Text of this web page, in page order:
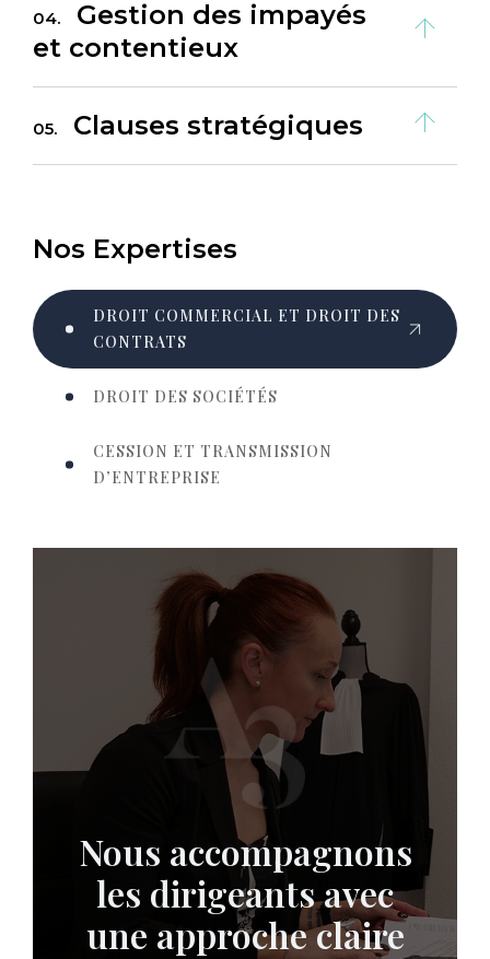
04.
Gestion des impayés
et contentieux
05. Clauses stratégiques
Nos Expertises
DROIT COMMERCIAL ET DROIT DES
CONTRATS
DROIT DES SOCIÉTÉS
CESSION ET TRANSMISSION
D’ENTREPRISE
Nous accompagnons
les dirigeants avec
une approche claire